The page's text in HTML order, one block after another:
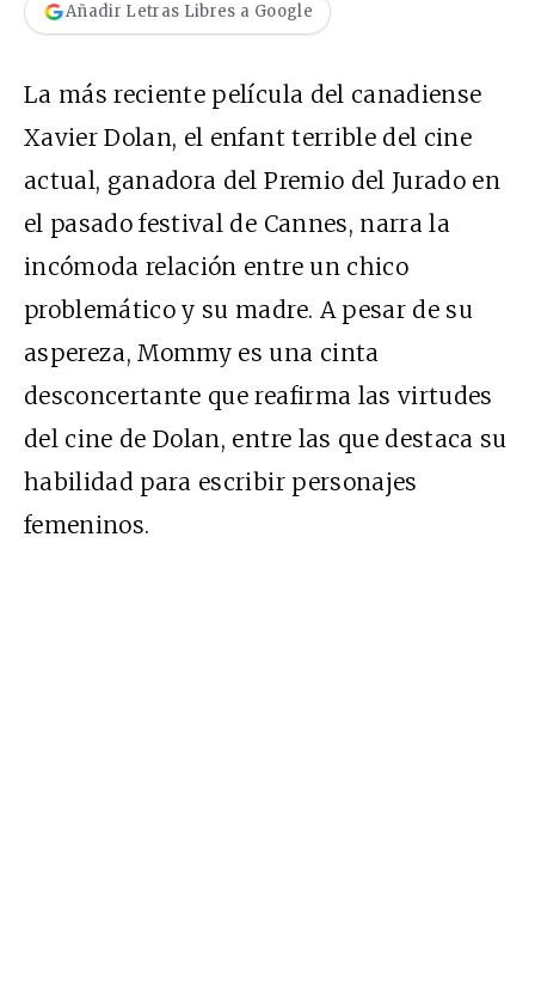
Añadir Letras Libres a Google
La más reciente película del canadiense
Xavier Dolan, el enfant terrible del cine
actual, ganadora del Premio del Jurado en
el pasado festival de Cannes, narra la
incómoda relación entre un chico
problemático y su madre. A pesar de su
aspereza, Mommy es una cinta
desconcertante que reafirma las virtudes
del cine de Dolan, entre las que destaca su
habilidad para escribir personajes
femeninos.